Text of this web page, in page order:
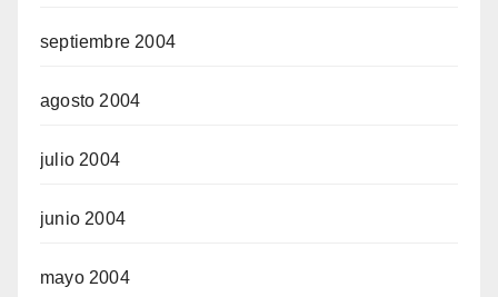
septiembre 2004
agosto 2004
julio 2004
junio 2004
mayo 2004